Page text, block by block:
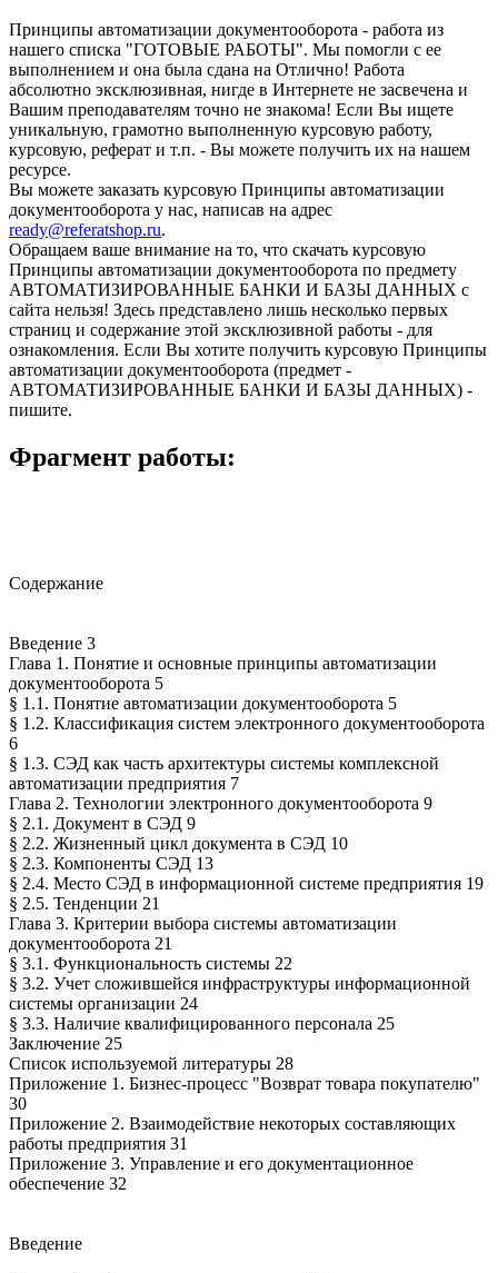
Принципы автоматизации документооборота - работа из
нашего списка "ГОТОВЫЕ РАБОТЫ". Мы помогли с ее
выполнением и она была сдана на Отлично! Работа
абсолютно эксклюзивная, нигде в Интернете не засвечена и
Вашим преподавателям точно не знакома! Если Вы ищете
уникальную, грамотно выполненную курсовую работу,
курсовую, реферат и т.п. - Вы можете получить их на нашем
ресурсе.
Вы можете заказать курсовую Принципы автоматизации
документооборота у нас, написав на адрес
ready@referatshop.ru.
Обращаем ваше внимание на то, что скачать курсовую
Принципы автоматизации документооборота по предмету
АВТОМАТИЗИРОВАННЫЕ БАНКИ И БАЗЫ ДАННЫХ с
сайта нельзя! Здесь представлено лишь несколько первых
страниц и содержание этой эксклюзивной работы - для
ознакомления. Если Вы хотите получить курсовую Принципы
автоматизации документооборота (предмет -
АВТОМАТИЗИРОВАННЫЕ БАНКИ И БАЗЫ ДАННЫХ) -
пишите.
Фрагмент работы:
Содержание
Введение 3
Глава 1. Понятие и основные принципы автоматизации
документооборота 5
§ 1.1. Понятие автоматизации документооборота 5
§ 1.2. Классификация систем электронного документооборота
6
§ 1.3. СЭД как часть архитектуры системы комплексной
автоматизации предприятия 7
Глава 2. Технологии электронного документооборота 9
§ 2.1. Документ в СЭД 9
§ 2.2. Жизненный цикл документа в СЭД 10
§ 2.3. Компоненты СЭД 13
§ 2.4. Место СЭД в информационной системе предприятия 19
§ 2.5. Тенденции 21
Глава 3. Критерии выбора системы автоматизации
документооборота 21
§ 3.1. Функциональность системы 22
§ 3.2. Учет сложившейся инфраструктуры информационной
системы организации 24
§ 3.3. Наличие квалифицированного персонала 25
Заключение 25
Список используемой литературы 28
Приложение 1. Бизнес-процесс "Возврат товара покупателю"
30
Приложение 2. Взаимодействие некоторых составляющих
работы предприятия 31
Приложение 3. Управление и его документационное
обеспечение 32
Введение